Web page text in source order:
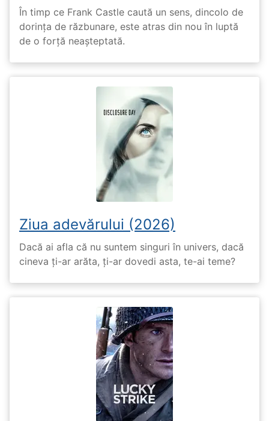
În timp ce Frank Castle caută un sens, dincolo de
dorința de răzbunare, este atras din nou în luptă
de o forță neașteptată.
Ziua adevărului (2026)
Dacă ai afla că nu suntem singuri în univers, dacă
cineva ți-ar arăta, ți-ar dovedi asta, te-ai teme?